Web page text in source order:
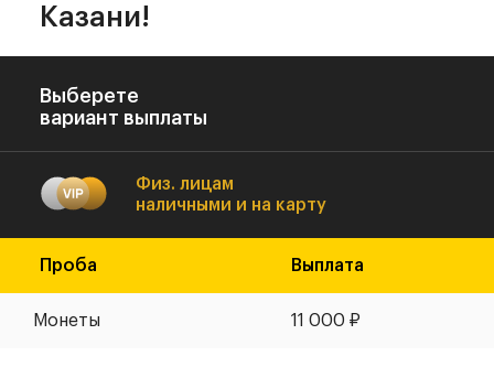
Казани!
Выберете
вариант выплаты
Физ. лицам
наличными и на карту
Проба Выплата
Монеты 11 000 ₽